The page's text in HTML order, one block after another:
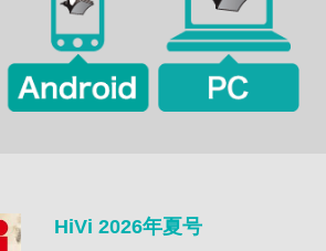
HiVi 2026年夏号